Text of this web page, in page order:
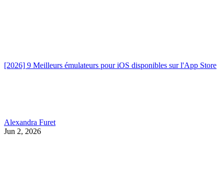
[2026] 9 Meilleurs émulateurs pour iOS disponibles sur l'App Store
Alexandra Furet
Jun 2, 2026